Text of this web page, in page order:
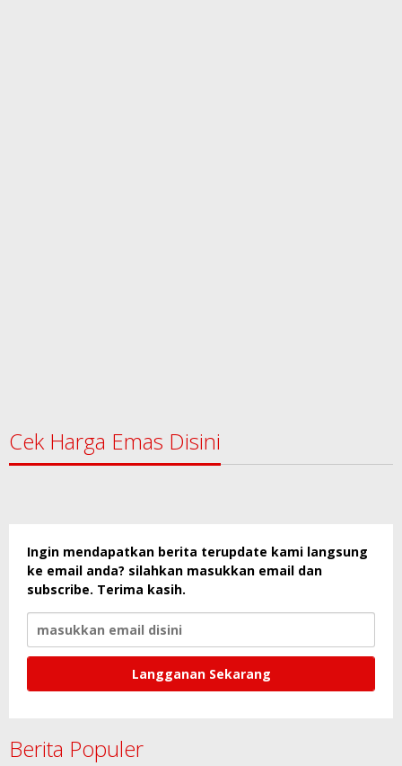
Cek Harga Emas Disini
Ingin mendapatkan berita terupdate kami langsung
ke email anda? silahkan masukkan email dan
subscribe. Terima kasih.
Berita Populer